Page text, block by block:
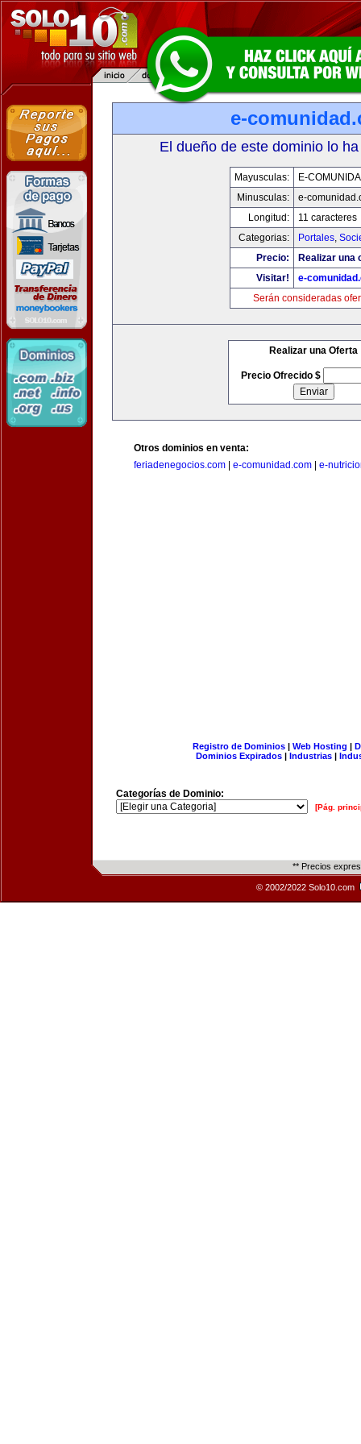
e-
El dueño de este dominio lo
Mayusculas:
E-
Minusculas:
e-
Longitud:
11 caracteres
Categorias:
Portales,
Precio:
Realizar una
Visitar!
e-
Serán consideradas
Realizar una Oferta
Precio Ofrecido $
Otros dominios en venta:
feriadenegocios.com
e-comunidad.com e-
Registro de Dominios| Web Hosting |
Dominios Expirados | Industrias |
Categorías de Dominio:
[Pág.
** Precios
© 2002/2022 Solo10.com